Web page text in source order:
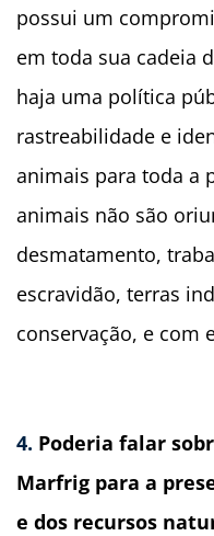
possui um
em toda sua cadeia
haja uma política
rastreabilidade e
animais para toda a
animais não são
desmatamento,
escravidão, terras
conservação, e com
4. Poderia falar
Marfrig para a
e dos recursos